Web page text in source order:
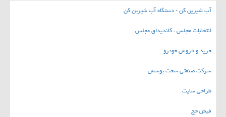
آب شیرین کن - دستگاه آب شیرین کن
انتخابات مجلس ، کاندیدای مجلس
خرید و فروش خودرو
شرکت صنعتی سخت پوشش
طراحی سایت
فیش حج